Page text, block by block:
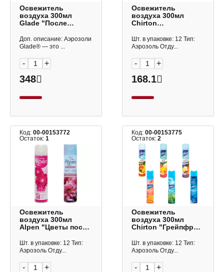
Освежитель
воздуха 300мл
Glade "После
696748
Доп. описание: Аэрозоли
Glade® — это ...
- +
348
Освежитель
воздуха 300мл
Chirton
свежесть"
аэрозоль 600648
Шт. в упаковке: 12 Тип:
Аэрозоль Отду...
- +
168.1
Код: 00-00153772
Остаток: 1
Освежитель
воздуха 300мл
Alpen "Цветы после
ALL16
Шт. в упаковке: 12 Тип:
Аэрозоль Отду...
- +
Код:00-00153775
Остаток:2
Освежитель
воздуха 300мл
Chirton "Грейпфрут
аэрозоль 603995
Шт. в упаковке: 12 Тип:
Аэрозоль Отду...
- +